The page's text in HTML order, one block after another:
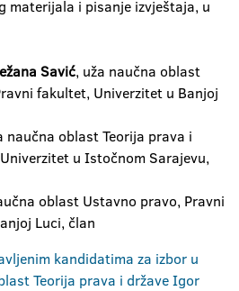
materijala i pisanje izvještaja, u
Savić, uža naučna oblast
fakultet, Univerzitet u Banjoj
naučna oblast Teorija prava i
u Istočnom Sarajevu,
oblast Ustavno pravo, Pravni
Luci, član
kandidatima za izbor u
Teorija prava i države Igor